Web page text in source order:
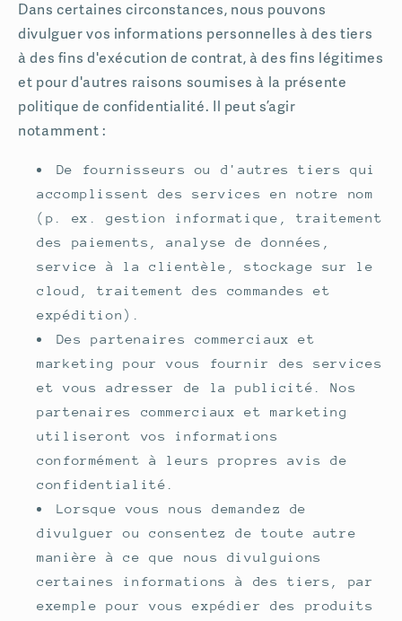
Dans certaines circonstances, nous pouvons
divulguer vos informations personnelles à des tiers
à des fins d'exécution de contrat, à des fins légitimes
et pour d'autres raisons soumises à la présente
politique de confidentialité. Il peut s’agir
notamment :
De fournisseurs ou d'autres tiers qui
accomplissent des services en notre nom
(p. ex. gestion informatique, traitement
des paiements, analyse de données,
service à la clientèle, stockage sur le
cloud, traitement des commandes et
expédition).
Des partenaires commerciaux et
marketing pour vous fournir des services
et vous adresser de la publicité. Nos
partenaires commerciaux et marketing
utiliseront vos informations
conformément à leurs propres avis de
confidentialité.
Lorsque vous nous demandez de
divulguer ou consentez de toute autre
manière à ce que nous divulguions
certaines informations à des tiers, par
exemple pour vous expédier des produits